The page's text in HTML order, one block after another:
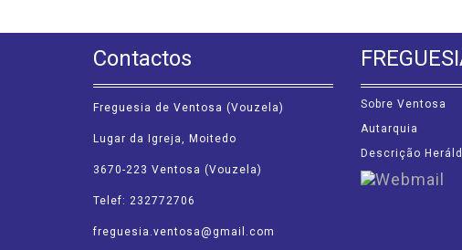
Contactos
Freguesia de Ventosa (Vouzela)
Lugar da Igreja, Moitedo
3670-223 Ventosa (Vouzela)
Telef: 232772706
freguesia.ventosa@gmail.com
Sobre Ventosa
Autarquia
Descrição